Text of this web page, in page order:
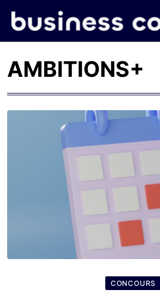
AMBITIONS+
CONCOURS